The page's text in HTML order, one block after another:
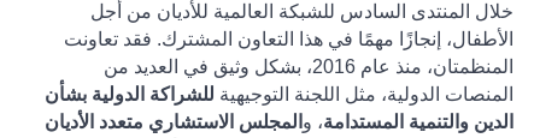
خلال المنتدى السادس للشبكة العالمية للأديان من أجل
الأطفال، إنجازًا مهمًا في هذا التعاون المشترك. فقد تعاونت
المنظمتان، منذ عام 2016، بشكل وثيق في العديد من
المنصات الدولية، مثل اللجنة التوجيهية للشراكة الدولية بشأن
الدين والتنمية المستدامة، و المجلس الاستشاري متعدد الأديان